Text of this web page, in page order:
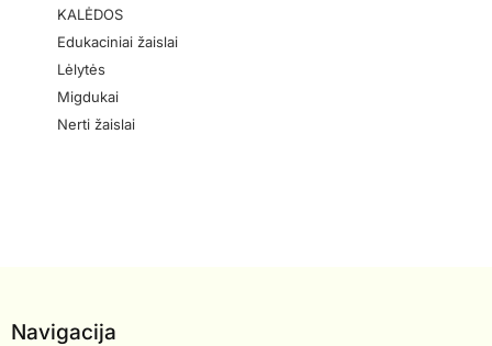
KALĖDOS
Edukaciniai žaislai
Lėlytės
Migdukai
Nerti žaislai
Navigacija